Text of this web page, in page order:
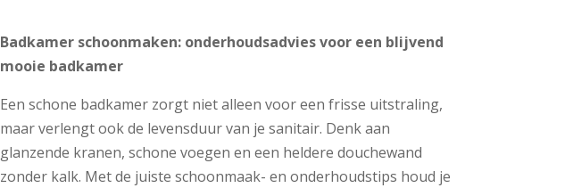
Badkamer schoonmaken: onderhoudsadvies voor een blijvend
mooie badkamer
Een schone badkamer zorgt niet alleen voor een frisse uitstraling,
maar verlengt ook de levensduur van je sanitair. Denk aan
glanzende kranen, schone voegen en een heldere douchewand
zonder kalk. Met de juiste schoonmaak- en onderhoudstips houd je